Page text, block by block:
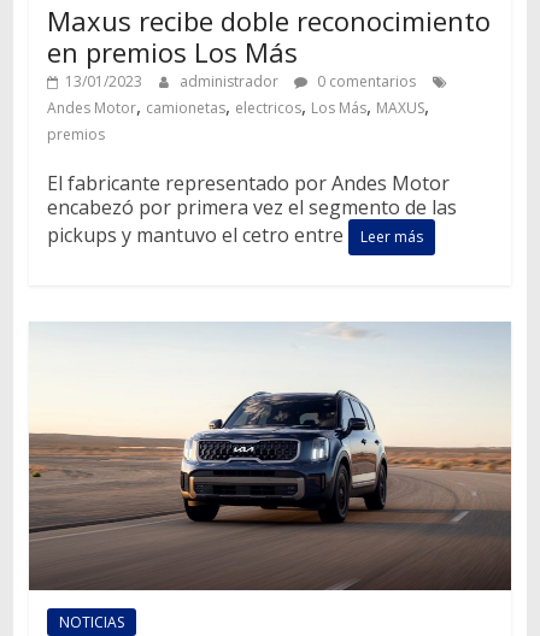
Maxus recibe doble reconocimiento
en premios Los Más
13/01/2023 administrador
0 comentarios
Andes Motor, camionetas, electricos, Los Más, MAXUS,
premios
El fabricante representado por Andes Motor
encabezó por primera vez el segmento de las
pickups y mantuvo el cetro entre
Leer más
NOTICIAS